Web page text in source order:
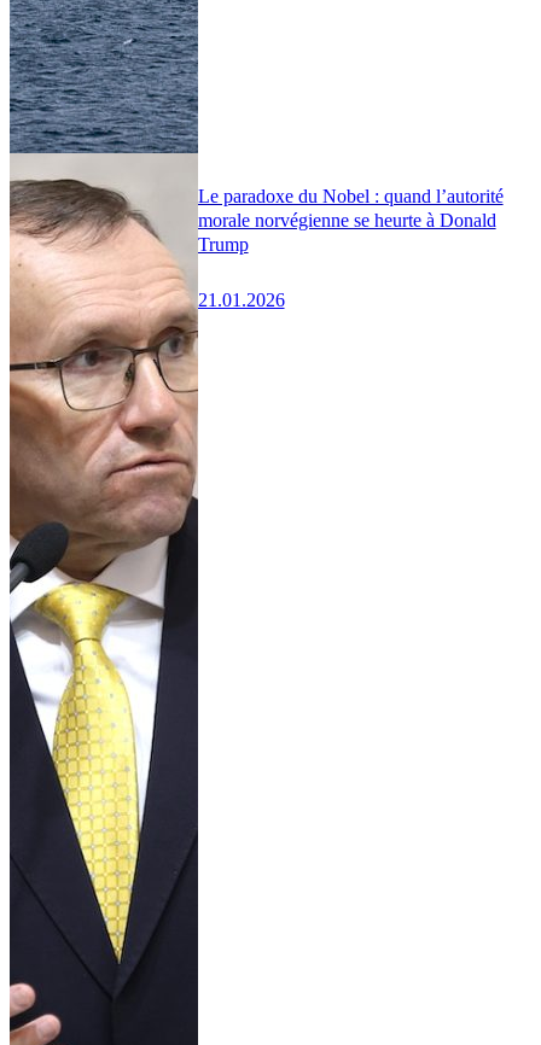
Le paradoxe du Nobel : quand l’autorité
morale norvégienne se heurte à Donald
Trump
21.01.2026